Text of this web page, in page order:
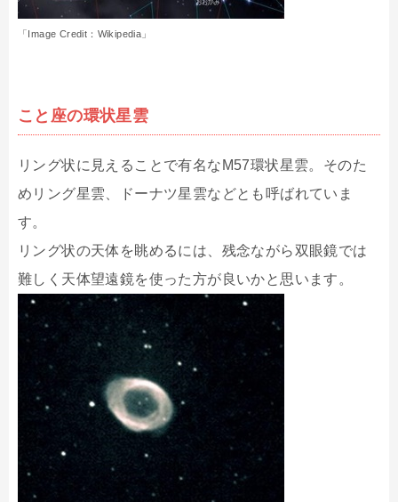
「Image Credit：Wikipedia」
こと座の環状星雲
リング状に見えることで有名なM57環状星雲。そのた
めリング星雲、ドーナツ星雲などとも呼ばれていま
す。
リング状の天体を眺めるには、残念ながら双眼鏡では
難しく天体望遠鏡を使った方が良いかと思います。